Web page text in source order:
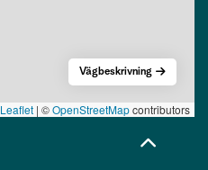
Leaflet | ©OpenStreetMapcontributors
Vägbeskrivning